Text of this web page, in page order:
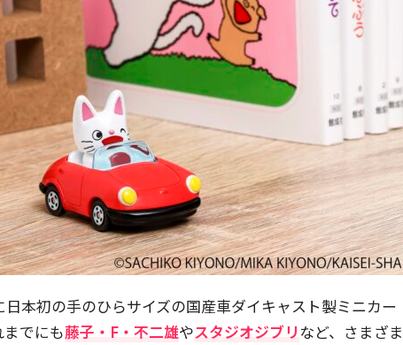
日本初の手のひらサイズの国産車ダイキャスト製ミニカー
でにも藤子・F・不二雄やスタジオジブリ など、さまざま